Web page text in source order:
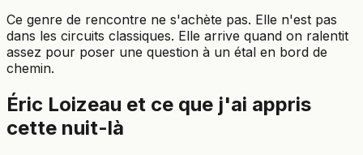
Ce genre de rencontre ne s'achète pas. Elle n'est pas
dans les circuits classiques. Elle arrive quand on ralentit
assez pour poser une question à un étal en bord de
chemin.
Éric Loizeau et ce que j'ai appris
cette nuit-là